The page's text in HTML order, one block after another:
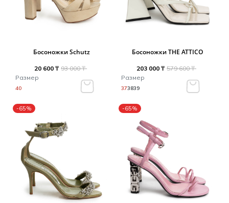
Босоножки Schutz
20 600 ₸ 93 000 ₸
Размер
40
Босоножки THE ATTICO
203 000 ₸ 579 600 ₸
Размер
373839
-65% -65%